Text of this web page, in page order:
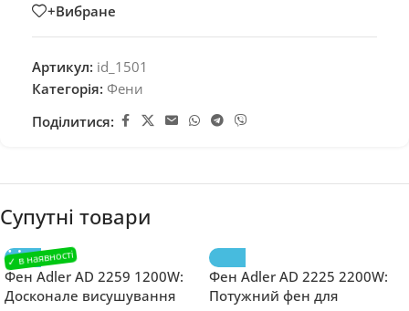
+Вибране
Артикул: id_1501
Категорія: Фени
Поділитися:
Супутні товари
Фен Adler AD 2259 1200W:
Досконале висушування
Фен Adler AD 2225 2200W:
Потужний фен для